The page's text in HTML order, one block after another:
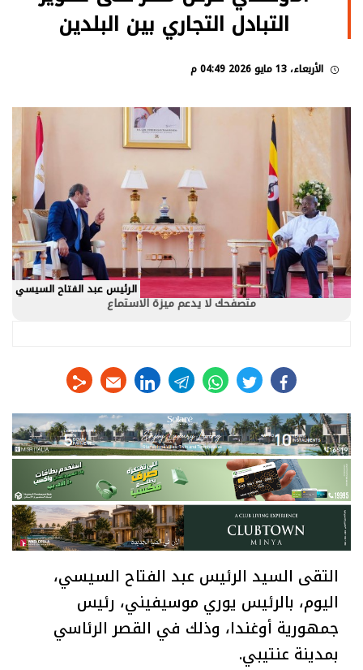
التبادل التجاري بين البلدين
الأربعاء، 13 مايو 2026 04:49 م
الرئيس عبد الفتاح السيسي
متصفحك لا يدعم ميزة الاستماع
facebook
twitter
whats
telegram
linkedin
التقى السيد الرئيس عبد الفتاح السيسي،
اليوم، بالرئيس يوري موسيفيني، رئيس
جمهورية أوغندا، وذلك في القصر الرئاسي
بمدينة عنتيبي.